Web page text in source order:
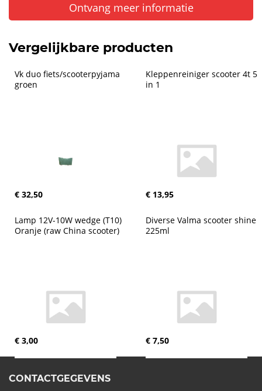
Ontvang meer informatie
Vergelijkbare producten
Vk duo fiets/scooterpyjama
groen
€ 32,50
Kleppenreiniger scooter 4t 5
in 1
€ 13,95
Lamp 12V-10W wedge (T10)
Oranje (raw China scooter)
€ 3,00
Diverse Valma scooter shine
225ml
€ 7,50
CONTACTGEGEVENS